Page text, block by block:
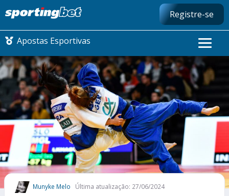
Registre-se
Apostas Esportivas
CONMEBOL LIBERTADORES
FUTEBOL NACIONAL
FUTEBOL INTERNACIONAL
COMO APOSTAR
MAIS ESPORTES
Munyke Melo Última atualização: 27/06/2024